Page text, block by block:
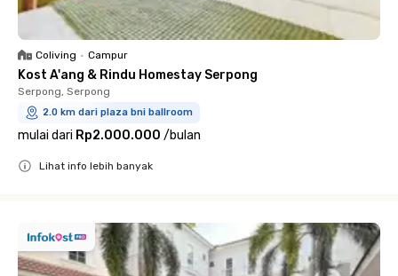
Coliving • Campur
Kost A'ang & Rindu Homestay Serpong
Serpong, Serpong
2.0 km dari plaza bni ballroom
mulai dari Rp2.000.000 /bulan
Lihat info lebih banyak